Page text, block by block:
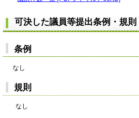
可決した議員等提出条例・規則
条例
なし
規則
なし